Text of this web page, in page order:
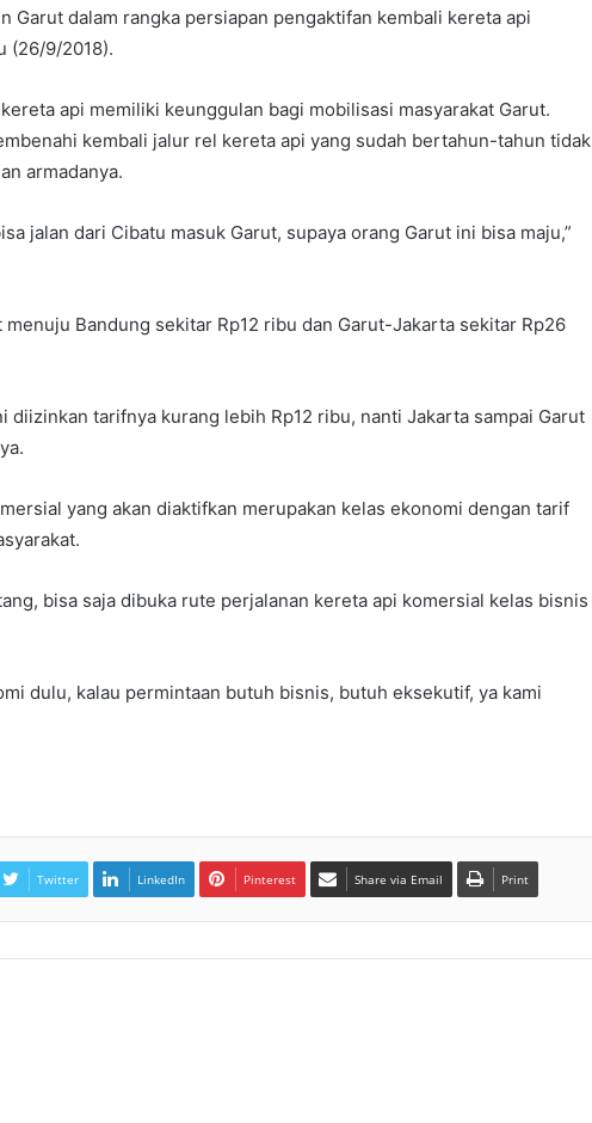
Garut dalam rangka persiapan pengaktifan kembali kereta api
(26/9/2018).
api memiliki keunggulan bagi mobilisasi masyarakat Garut.
kembali jalur rel kereta api yang sudah bertahun-tahun tidak
armadanya.
jalan dari Cibatu masuk Garut, supaya orang Garut ini bisa maju,”
Bandung sekitar Rp12 ribu dan Garut-Jakarta sekitar Rp26
diizinkan tarifnya kurang lebih Rp12 ribu, nanti Jakarta sampai Garut
yang akan diaktifkan merupakan kelas ekonomi dengan tarif
bisa saja dibuka rute perjalanan kereta api komersial kelas bisnis
dulu, kalau permintaan butuh bisnis, butuh eksekutif, ya kami
Twitter LinkedIn Pinterest Share via Email Print